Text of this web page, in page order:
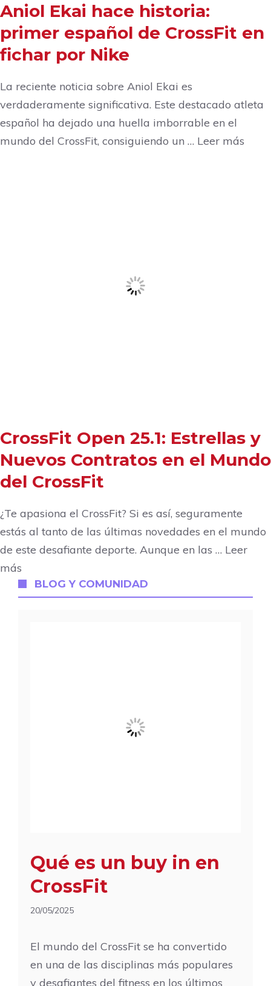
Aniol Ekai hace historia:
primer español de CrossFit en
fichar por Nike
La reciente noticia sobre Aniol Ekai es
verdaderamente significativa. Este destacado atleta
español ha dejado una huella imborrable en el
mundo del CrossFit, consiguiendo un … Leer más
CrossFit Open 25.1: Estrellas y
Nuevos Contratos en el Mundo
del CrossFit
¿Te apasiona el CrossFit? Si es así, seguramente
estás al tanto de las últimas novedades en el mundo
de este desafiante deporte. Aunque en las … Leer
más
BLOG Y COMUNIDAD
Qué es un buy in en
CrossFit
20/05/2025
El mundo del CrossFit se ha convertido
en una de las disciplinas más populares
y desafiantes del fitness en los últimos